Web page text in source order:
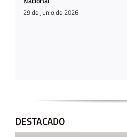
29 de junio de 2026
DESTACADO